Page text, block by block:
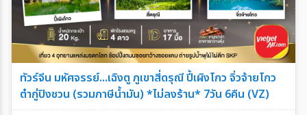
ทัวร์จีน มหัศจรรย์...เฉิงตู ภูเขาสี่ดรุณี ปี้เผิงโกว จิ่วจ้ายโกว
ต๋ากู่ปิงชวน (รวมภาษีน้ำมัน) *ไม่ลงร้าน* 7วัน 6คืน (VZ)